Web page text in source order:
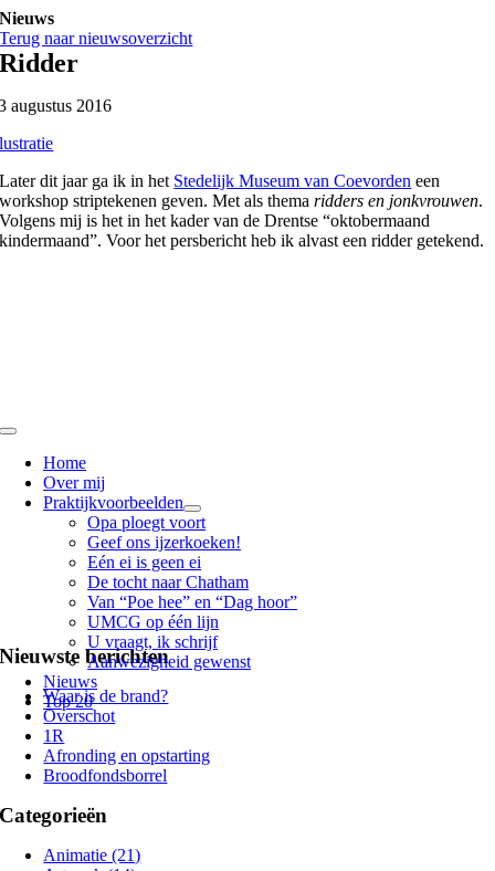
Ga
naar
inhoud
Toggle
NavigationHome
Over mij
Praktijkvoorbeelden
Opa ploegt voort
Geef ons ijzerkoeken!
Eén ei is geen ei
De tocht naar Chatham
Van “Poe hee” en “Dag hoor”
UMCG op één lijn
U vraagt, ik schrijf
Aanwezigheid gewenst
Nieuws
Top 20
Nieuws
Terug naar nieuwsoverzicht
Ridder
augustus 2016
Later dit jaar ga ik in het Stedelijk Museum van Coevorden een
workshop striptekenen geven. Met als themaridders en jonkvrouwen.
Volgens mij is het in het kader van de Drentse “oktobermaand
kindermaand”. Voor het persbericht heb ik alvast een ridder getekend.
Nieuwste berichten
Waar is de brand?
Overschot
1R
Afronding en opstarting
Broodfondsborrel
Categorieën
Animatie (21)